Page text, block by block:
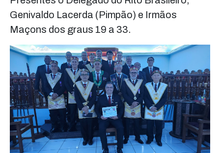
Genivaldo Lacerda (Pimpão) e Irmãos
Maçons dos graus 19 a 33.